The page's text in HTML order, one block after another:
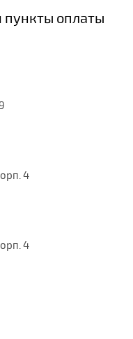
оплаты
4
4